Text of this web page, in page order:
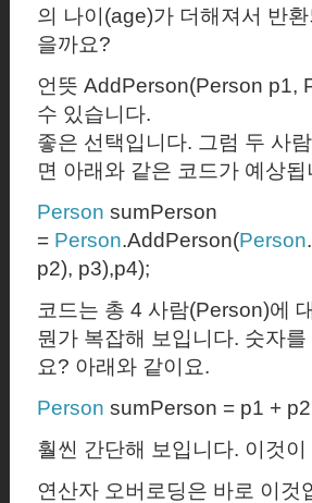
의 나이 (age)가 더해져서 반
을까요?
언뜻 AddPerson(Person p1,
수 있습니다.
좋은 선택입니다. 그럼 두 사
면 아래와 같은 코드가 예상됩
Person sumPerson
= Person.AddPerson(Person
p2), p3),p4);
코드는 총 4 사람(Person)에
뭔가 복잡해 보입니다. 숫자
요? 아래와 같이요.
Person sumPerson = p1 +
훨씬 간단해 보입니다. 이것이
연산자 오버로딩은 바로 이것